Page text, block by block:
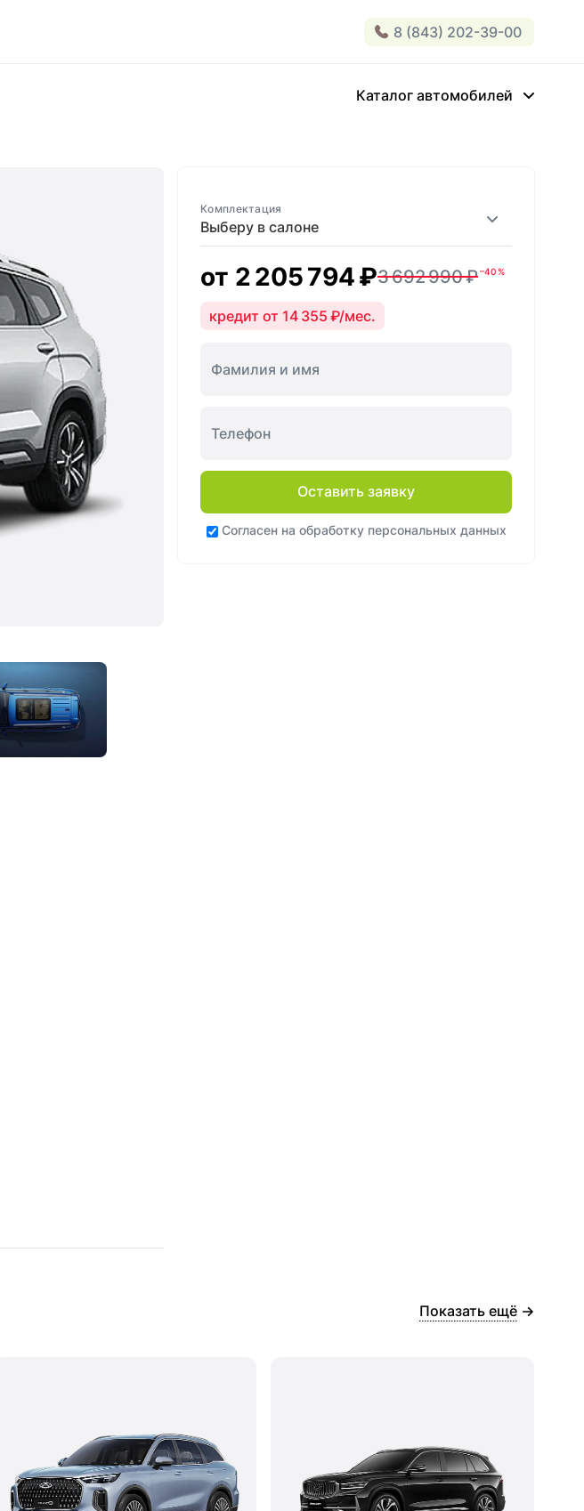
8 (843) 202-39-00
Каталог автомобилей
Выберу в салоне
Комплектация
от 2 205 794 ₽3 692 990 ₽–40 %
кредит от 14 355 ₽/мес.
Оставить заявку
Согласен на обработку персональных данных
Показать ещё